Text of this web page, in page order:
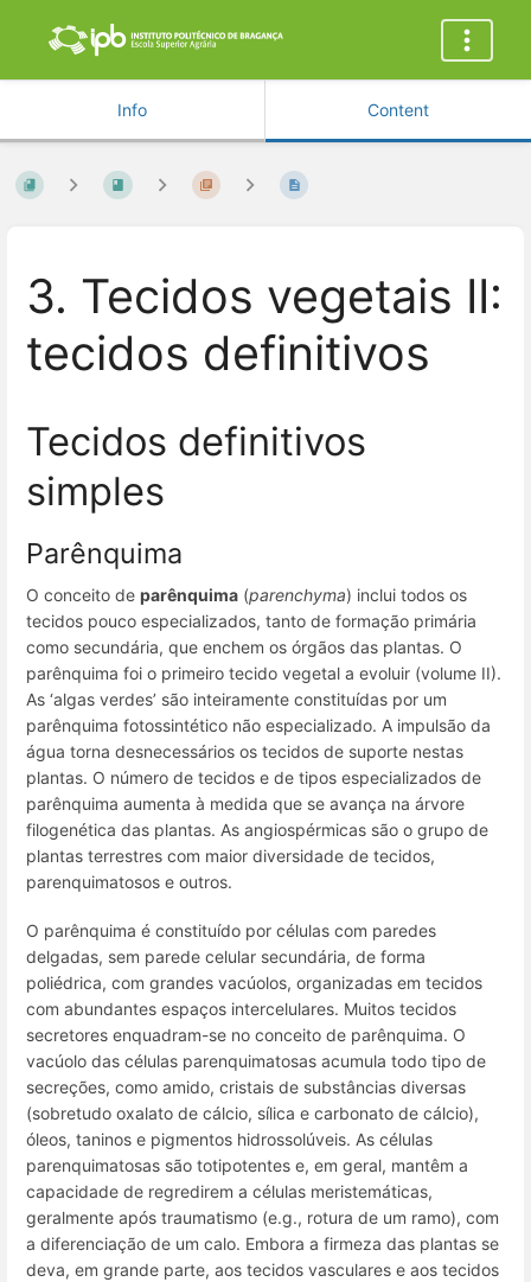
Info Content
3. Tecidos vegetais II:
tecidos definitivos
Tecidos definitivos
simples
Parênquima
O conceito de parênquima (parenchyma) inclui todos os
tecidos pouco especializados, tanto de formação primária
como secundária, que enchem os órgãos das plantas. O
parênquima foi o primeiro tecido vegetal a evoluir (volume II).
As ‘algas verdes’ são inteiramente constituídas por um
parênquima fotossintético não especializado. A impulsão da
água torna desnecessários os tecidos de suporte nestas
plantas. O número de tecidos e de tipos especializados de
parênquima aumenta à medida que se avança na árvore
filogenética das plantas. As angiospérmicas são o grupo de
plantas terrestres com maior diversidade de tecidos,
parenquimatosos e outros.
O parênquima é constituído por células com paredes
delgadas, sem parede celular secundária, de forma
poliédrica, com grandes vacúolos, organizadas em tecidos
com abundantes espaços intercelulares. Muitos tecidos
secretores enquadram-se no conceito de parênquima. O
vacúolo das células parenquimatosas acumula todo tipo de
secreções, como amido, cristais de substâncias diversas
(sobretudo oxalato de cálcio, sílica e carbonato de cálcio),
óleos, taninos e pigmentos hidrossolúveis. As células
parenquimatosas são totipotentes e, em geral, mantêm a
capacidade de regredirem a células meristemáticas,
geralmente após traumatismo (e.g., rotura de um ramo), com
a diferenciação de um calo. Embora a firmeza das plantas se
deva, em grande parte, aos tecidos vasculares e aos tecidos